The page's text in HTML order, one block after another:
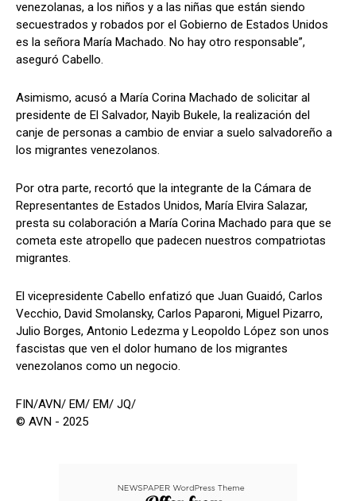
venezolanas, a los niños y a las niñas que están siendo
secuestrados y robados por el Gobierno de Estados Unidos
es la señora María Machado. No hay otro responsable”,
aseguró Cabello.
Asimismo, acusó a María Corina Machado de solicitar al
presidente de El Salvador, Nayib Bukele, la realización del
canje de personas a cambio de enviar a suelo salvadoreño a
los migrantes venezolanos.
Por otra parte, recortó que la integrante de la Cámara de
Representantes de Estados Unidos, María Elvira Salazar,
presta su colaboración a María Corina Machado para que se
cometa este atropello que padecen nuestros compatriotas
migrantes.
El vicepresidente Cabello enfatizó que Juan Guaidó, Carlos
Vecchio, David Smolansky, Carlos Paparoni, Miguel Pizarro,
Julio Borges, Antonio Ledezma y Leopoldo López son unos
fascistas que ven el dolor humano de los migrantes
venezolanos como un negocio.
FIN/AVN/ EM/ EM/ JQ/
© AVN - 2025